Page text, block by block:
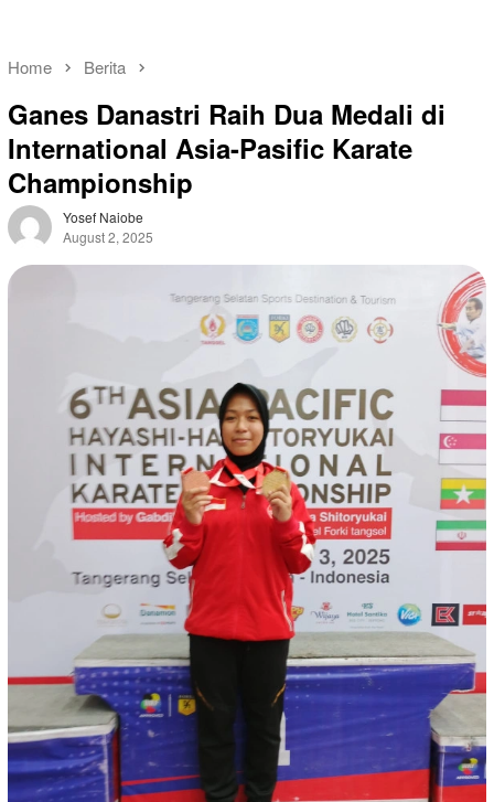
Home Berita
Ganes Danastri Raih Dua Medali di
International Asia-Pasific Karate
Championship
Yosef Naiobe
August 2, 2025